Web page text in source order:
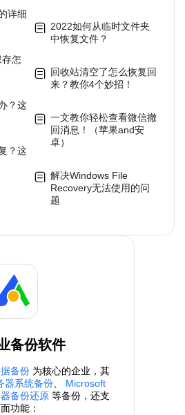
详细
怎
？这
？这
2022如何从临时文件夹
中恢复文件？
回收站清空了怎么恢复回
来？教你4个妙招！
一文教你轻松查看微信撤
回消息！（苹果and安
卓）
解决Windows File
Recovery无法使用的问
题
备份软件
备份 为核心的企业，其
器系统备份、 Microsoft
备份还原 等备份，还支
功能：